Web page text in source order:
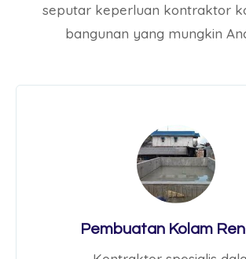
seputar keperluan kontraktor
bangunan yang mungkin
Pembuatan Kolam